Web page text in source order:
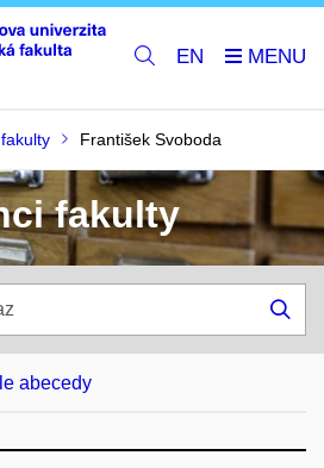
EN
František Svoboda
fakulty
abecedy